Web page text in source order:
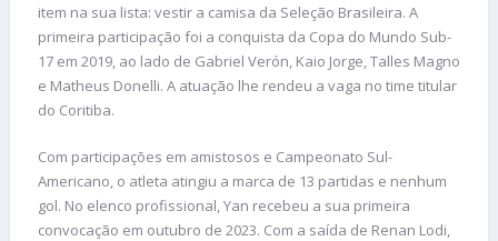
item na sua lista: vestir a camisa da Seleção Brasileira. A
primeira participação foi a conquista da Copa do Mundo Sub-
17 em 2019, ao lado de Gabriel Verón, Kaio Jorge, Talles Magno
e Matheus Donelli. A atuação lhe rendeu a vaga no time titular
do Coritiba.
Com participações em amistosos e Campeonato Sul-
Americano, o atleta atingiu a marca de 13 partidas e nenhum
gol. No elenco profissional, Yan recebeu a sua primeira
convocação em outubro de 2023. Com a saída de Renan Lodi,